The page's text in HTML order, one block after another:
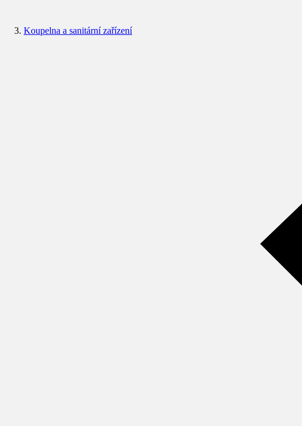
Koupelna a sanitární zařízení